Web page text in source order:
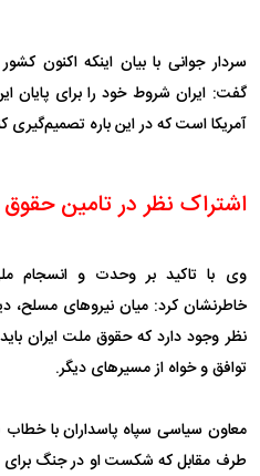
سردار جوانی با بیان اینکه اکنون
گفت: ایران شروط خود را برای پایان
آمریکا است که در این باره تصمیم‌گیری
اشتراک نظر در تامین
وی با تاکید بر وحدت و انسجام
خاطرنشان کرد: میان نیروهای مسلح،
نظر وجود دارد که حقوق ملت ایران
توافق و خواه از مسیرهای دیگر.
معاون سیاسی سپاه پاسداران با خطاب
طرف مقابل که شکست او در جنگ برای